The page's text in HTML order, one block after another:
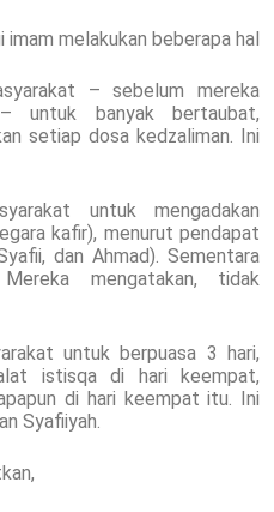
imam melakukan beberapa hal,
– sebelum mereka
untuk banyak bertaubat,
setiap dosa kedzaliman. Ini
untuk mengadakan
kafir), menurut pendapat
dan Ahmad). Sementara
mengatakan, tidak
untuk berpuasa 3 hari,
istisqa di hari keempat,
di hari keempat itu. Ini
Syafiiyah.